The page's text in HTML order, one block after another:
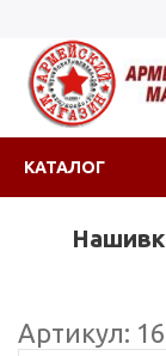
КАТАЛОГ
Артикул: